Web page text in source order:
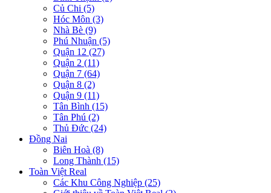
Củ Chi (5)
Hóc Môn (3)
Nhà Bè (9)
Phú Nhuận (5)
Quận 12 (27)
Quận 2 (11)
Quận 7 (64)
Quận 8 (2)
Quận 9 (11)
Tân Bình (15)
Tân Phú (2)
Thủ Đức (24)
Đồng Nai
Biên Hoà (8)
Long Thành (15)
Toàn Việt Real
Các Khu Công Nghiệp (25)